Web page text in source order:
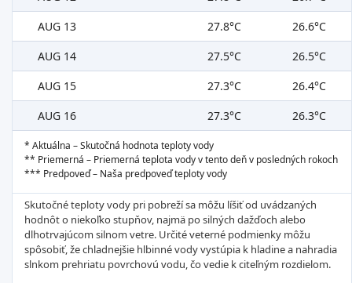
AUG 13
27.8°C
26.6°C
AUG 14
27.5°C
26.5°C
AUG 15
27.3°C
26.4°C
AUG 16
27.3°C 26.3°C
* Aktuálna – Skutočná hodnota teploty vody
** Priemerná – Priemerná teplota vody v tento deň v posledných rokoch
*** Predpoveď – Naša predpoveď teploty vody
Skutočné teploty vody pri pobreží sa môžu líšiť od uvádzaných
hodnôt o niekoľko stupňov, najmä po silných dažďoch alebo
dlhotrvajúcom silnom vetre. Určité veterné podmienky môžu
spôsobiť, že chladnejšie hlbinné vody vystúpia k hladine a nahradia
slnkom prehriatu povrchovú vodu, čo vedie k citeľným rozdielom.